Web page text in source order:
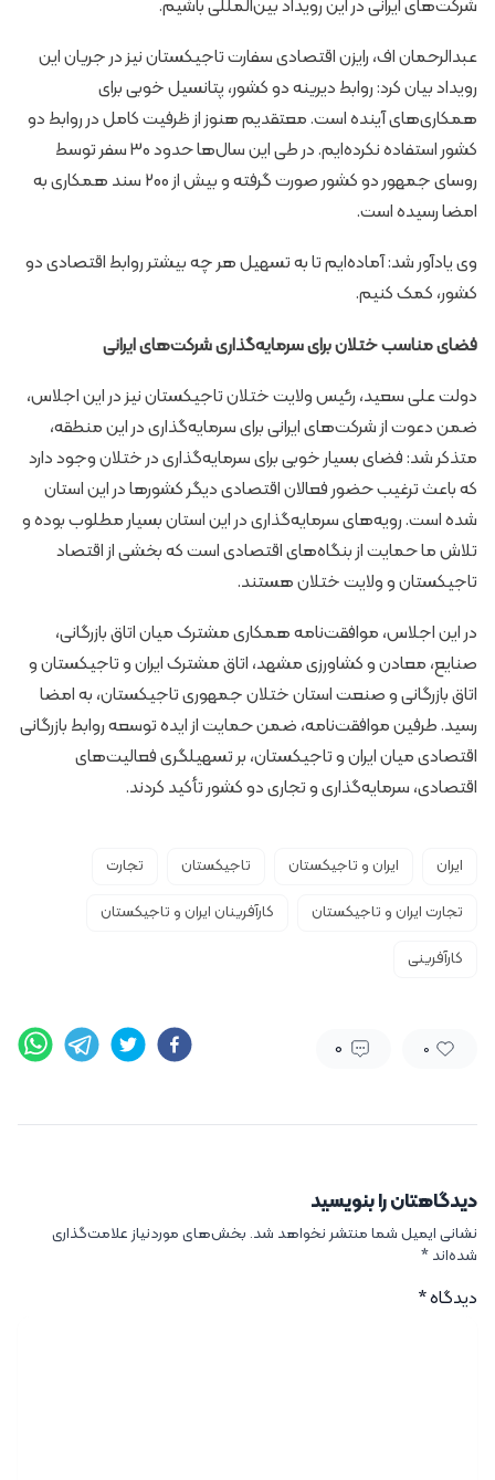
شرکت‌های ایرانی در این رویداد بین‌المللی باشیم.
عبدالرحمان اف، رایزن اقتصادی سفارت تاجیکستان نیز در جریان این
رویداد بیان کرد: روابط دیرینه دو کشور، پتانسیل خوبی برای
همکاری‌های آینده است. معتقدیم هنوز از ظرفیت کامل در روابط دو
کشور استفاده نکرده‌ایم. در طی این سال‌ها حدود 30 سفر توسط
روسای جمهور دو کشور صورت گرفته و بیش از 200 سند همکاری به
امضا رسیده است.
وی یادآور شد: آماده‌ایم تا به تسهیل هر چه بیشتر روابط اقتصادی دو
کشور، کمک کنیم.
فضای مناسب ختلان برای سرمایه‌گذاری شرکت‌های ایرانی
دولت علی سعید، رئیس ولایت ختلان تاجیکستان نیز در این اجلاس،
ضمن دعوت از شرکت‌های ایرانی برای سرمایه‌گذاری در این منطقه،
متذکر شد: فضای بسیار خوبی برای سرمایه‌گذاری در ختلان وجود دارد
که باعث ترغیب حضور فعالان اقتصادی دیگر کشورها در این استان
شده است. رویه‌های سرمایه‌گذاری در این استان بسیار مطلوب بوده و
تلاش ما حمایت از بنگاه‌های اقتصادی است که بخشی از اقتصاد
تاجیکستان و ولایت ختلان هستند.
در این اجلاس، موافقت‌نامه همکاری مشترک میان اتاق بازرگانی،
صنایع، معادن و کشاورزی مشهد، اتاق مشترک ایران و تاجیکستان و
اتاق بازرگانی و صنعت استان ختلان جمهوری تاجیکستان، به امضا
رسید. طرفین موافقت‌نامه، ضمن حمایت از ایده توسعه روابط بازرگانی
اقتصادی میان ایران و تاجیکستان، بر تسهیلگری فعالیت‌های
اقتصادی، سرمایه‌گذاری و تجاری دو کشور تأکید کردند.
ایران ایران و تاجیکستان تاجیکستان
تجارت
تجارت ایران و تاجیکستان
کارآفرینان ایران و تاجیکستان
کارآفرینی
0
0
دیدگاهتان را بنویسید
نشانی ایمیل شما منتشر نخواهد شد. بخش‌های موردنیاز علامت‌گذاری
شده‌اند*
دیدگاه*